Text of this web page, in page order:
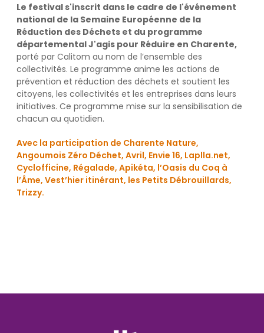
Le festival s'inscrit dans le cadre de l'événement
national de la Semaine Européenne de la
Réduction des Déchets et du programme
départemental J'agis pour Réduire en Charente,
porté par Calitom au nom de l’ensemble des
collectivités. Le programme anime les actions de
prévention et réduction des déchets et soutient les
citoyens, les collectivités et les entreprises dans leurs
initiatives. Ce programme mise sur la sensibilisation de
chacun au quotidien.
Avec la participation de Charente Nature,
Angoumois Zéro Déchet, Avril, Envie 16, Laplla.net,
Cyclofficine, Régalade, Apikéta, l’Oasis du Coq à
l’Âme, Vest’hier itinérant, les Petits Débrouillards,
Trizzy.